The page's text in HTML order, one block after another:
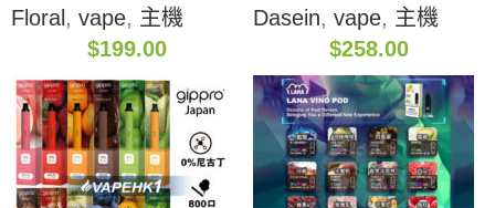
Floral , vape, 主機
$199.00
Dasein, vape, 主機
$258.00